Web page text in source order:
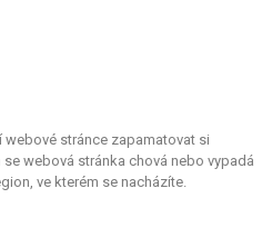
stránce zapamatovat si
webová stránka chová nebo vypadá
ve kterém se nacházíte.